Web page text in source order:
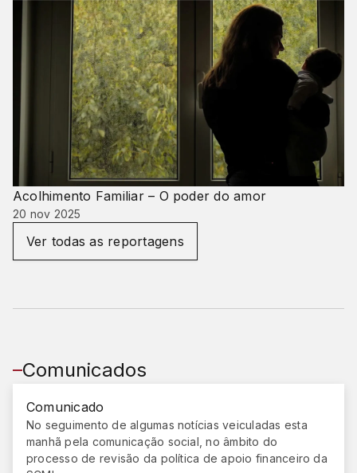
Acolhimento Familiar – O poder do amor
20 nov 2025
Ver todas as reportagens
Comunicados
Comunicado
No seguimento de algumas notícias veiculadas esta
manhã pela comunicação social, no âmbito do
processo de revisão da política de apoio financeiro da